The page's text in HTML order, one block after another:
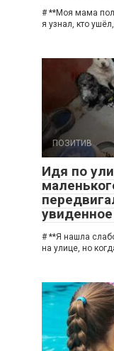
# **Моя мама
я узнал, кто
ПОЗИТИВ
Идя по
# **Я нашла
на улице, но